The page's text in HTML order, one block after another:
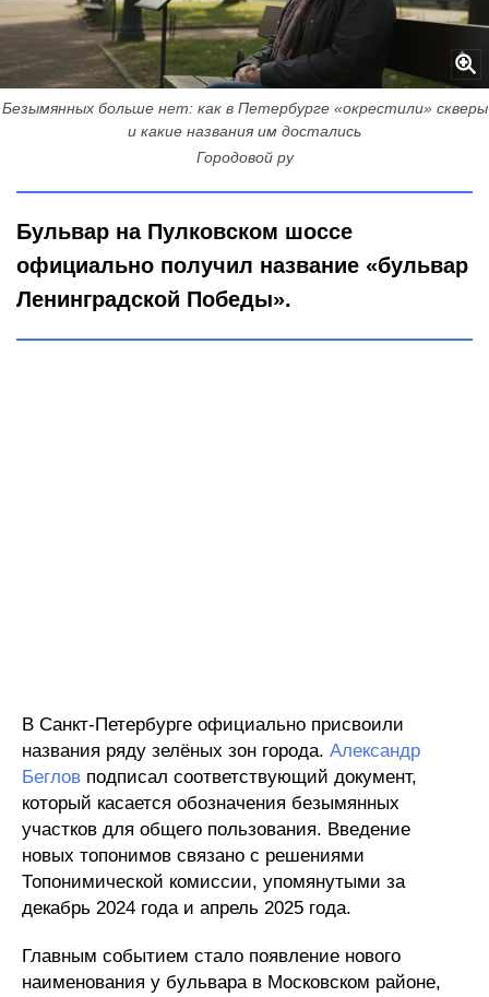
Безымянных больше нет: как в Петербурге «окрестили» скверы
и какие названия им достались
Городовой ру
Бульвар на Пулковском шоссе
официально получил название «бульвар
Ленинградской Победы».
В Санкт-Петербурге официально присвоили
названия ряду зелёных зон города. Александр
Беглов подписал соответствующий документ,
который касается обозначения безымянных
участков для общего пользования. Введение
новых топонимов связано с решениями
Топонимической комиссии, упомянутыми за
декабрь 2024 года и апрель 2025 года.
Главным событием стало появление нового
наименования у бульвара в Московском районе,